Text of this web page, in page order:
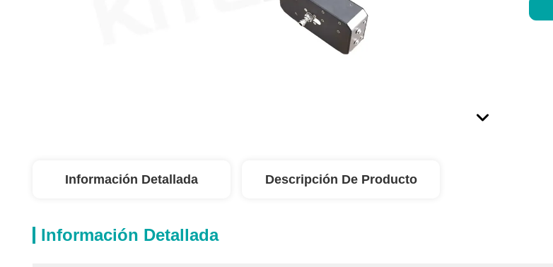
Información Detallada Descripción De Producto
Información Detallada